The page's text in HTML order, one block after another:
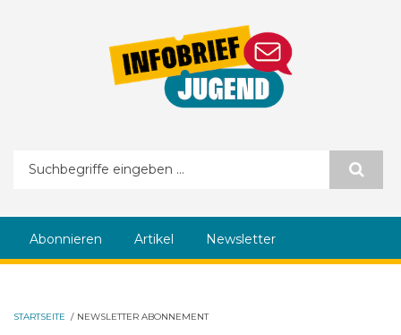
Suchformular
Abonnieren Artikel Newsletter
STARTSEITE / NEWSLETTER ABONNEMENT